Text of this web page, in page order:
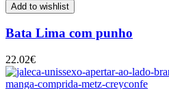
Add to wishlist
Bata Lima com punho
22.02€